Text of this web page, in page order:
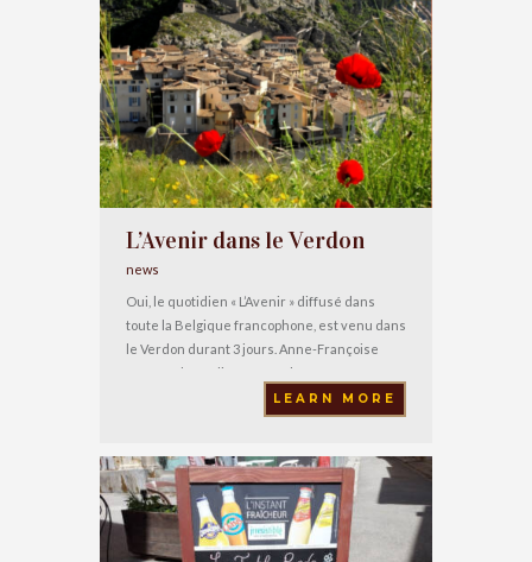
L’Avenir dans le Verdon
news
Oui, le quotidien « L’Avenir » diffusé dans
toute la Belgique francophone, est venu dans
le Verdon durant 3 jours. Anne-Françoise
Bertrand a réalisé un très beau reportage
pour le supplément gratuit « Deuzio ». Ca parle
avec bonheur d’Annot, Colmars, Entrevaux et
chance qu’ils passent par
LEARN MORE